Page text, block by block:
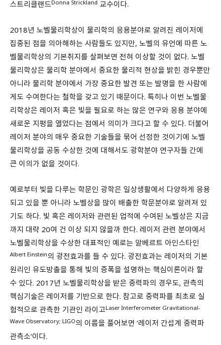
스트리클랜드Donna Strickland 교수이다.
2018년 노벨물리학상이 물리학의 응용분야로 알려진 레이저에
집중된 점을 의아해하는 사람들도 있지만, 노벨의 유언에 따른 노
벨물리학상의 기본취지를 살펴보면 전혀 이상할 것이 없다. 노벨
물리학상은 물리학 분야에서 중요한 물리적 현상을 밝힌 경우뿐만
아니라 물리학 분야에서 가장 중요한 발견 또는 발명을 한 사람에
게도 수여한다는 철학을 갖고 있기 때문이다. 특히나 이번 노벨물
리학상은 레이저 혹은 빛을 필요로 하는 많은 연구와 응용 분야에
새로운 지평을 열었다는 점에서 의미가 크다고 할 수 있다. 더불어
레이저 분야의 매우 중요한 기술들을 묶어 선정한 것이기에 노벨
물리학상을 공동 수상한 것에 대해서도 광학분야 연구자들 간에
큰 이의가 없을 것이다.
예로부터 빛을 다루는 학문인 광학은 일상생활에서 다양하게 응용
되고 있을 뿐 아니라 노벨상을 많이 배출한 학문분야로 알려져 있
기도 하다. 빛 혹은 레이저와 관련된 업적에 수여된 노벨상은 지금
까지 대략 20여 건 이상 되지 않을까 한다. 레이저 관련 분야에서
노벨물리학상을 수상한 대표적인 예로는 알베르트 아인스타인
Albert Einstein의 광전효과를 들 수 있다. 광전효과는 레이저의 기본
원리인 유도방출을 통해 빛의 증폭을 설명하는 핵심이론이라 할
수 있다. 2017년 노벨물리학상을 받은 중력파의 경우도, 관측의
핵심기술은 레이저를 기반으로 한다. 참고로 중력파를 최초로 실
험적으로 관측한 기관인 라이고Laser Interferometer Gravitational-
Wave Observatory; LIGO의 이름을 풀어보면 ‘레이저 간섭계 중력파
관측소’이다.